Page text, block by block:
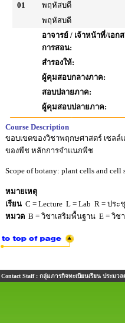
01
พฤหัสบดี
พฤหัสบดี
อาจารย์ / เจ้าหน้าที่/เอก
การสอน:
สำรองให้:
ผู้คุมสอบกลางภาค:
สอบปลายภาค:
ผู้คุมสอบปลายภาค:
Course Description
ขอบเขตของวิชาพฤกษศาสตร์ เซล
ของพืช หลักการจำแนกพืช
Scope of botany: plant cells and
หมายเหตุ
เรียน C = Lecture L = Lab R = ประ
หมวด B = วิชาเสริมพื้นฐาน E = วิช
Contact Staff : กลุ่มภารกิจทะเบียนเรียน ประมวล